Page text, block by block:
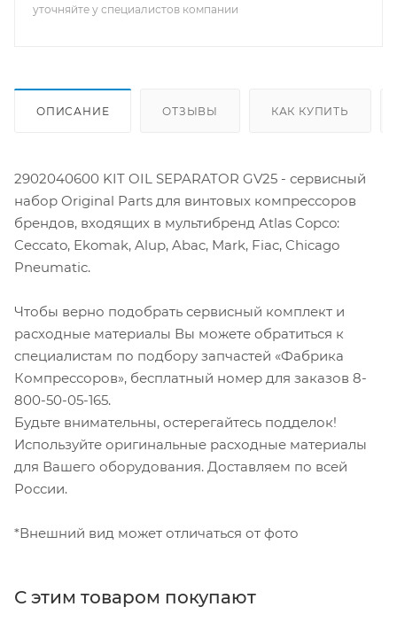
уточняйте у специалистов компании
ОПИСАНИЕ ОТЗЫВЫ КАК КУПИТЬ
2902040600 KIT OIL SEPARATOR GV25 - сервисный
набор Original Parts для винтовых компрессоров
брендов, входящих в мультибренд Atlas Copco:
Ceccato, Ekomak, Alup, Abac, Mark, Fiac, Chicago
Pneumatic.
Чтобы верно подобрать сервисный комплект и
расходные материалы Вы можете обратиться к
специалистам по подбору запчастей «Фабрика
Компрессоров», бесплатный номер для заказов 8-
800-50-05-165.
Будьте внимательны, остерегайтесь подделок!
Используйте оригинальные расходные материалы
для Вашего оборудования. Доставляем по всей
России.
*Внешний вид может отличаться от фото
С этим товаром покупают